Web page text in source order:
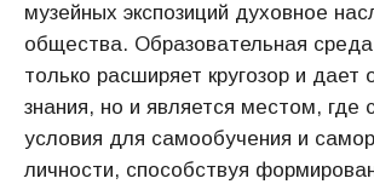
музейных экспозиций духовное
общества. Образовательная
только расширяет кругозор и дает
знания, но и является местом, где
условия для самообучения и
личности, способствуя